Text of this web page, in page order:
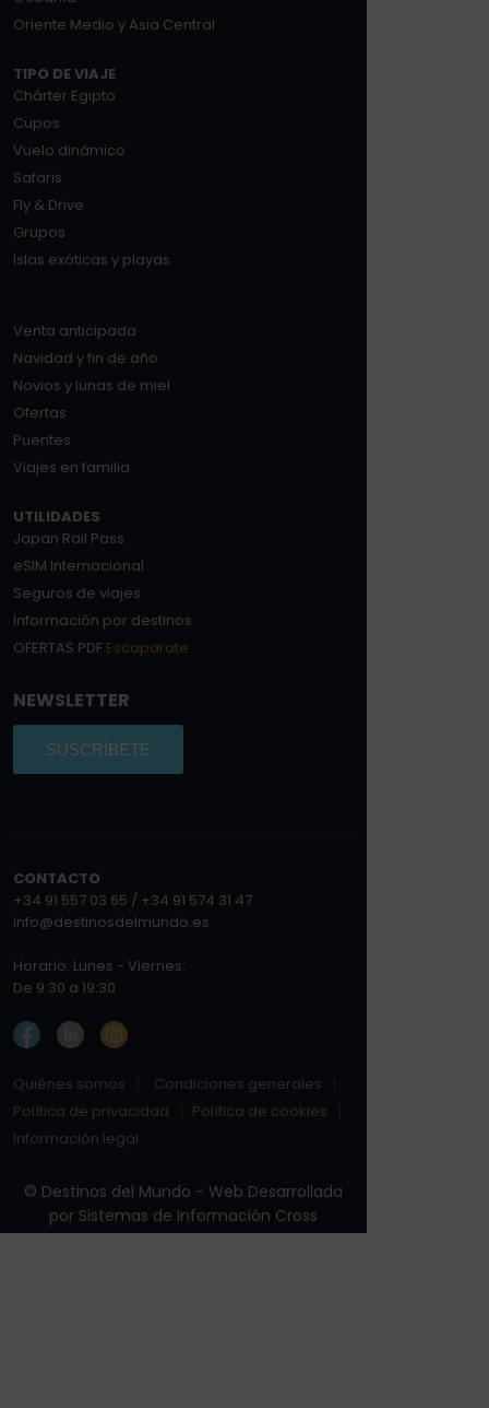
Oriente Medio y Asia Central
TIPO DE VIAJE
Chárter Egipto
Cupos
Vuelo dinámico
Safaris
Fly & Drive
Grupos
Islas exóticas y playas
Venta anticipada
Navidad y fin de año
Novios y lunas de miel
Ofertas
Puentes
Viajes en familia
UTILIDADES
Japan Rail Pass
eSIM Internacional
Seguros de viajes
Información por destinos
OFERTAS PDF Escaparate
NEWSLETTER
SUSCRÍBETE
CONTACTO
+34 91 557 03 65 / +34 91 574 31 47
info@destinosdelmundo.es
Horario: Lunes - Viernes:
De 9:30 a 19:30
Quiénes somos
Condiciones generales
Política de privacidad
Política de cookies
Información legal
© Destinos del Mundo - Web Desarrollada
por Sistemas de Información Cross